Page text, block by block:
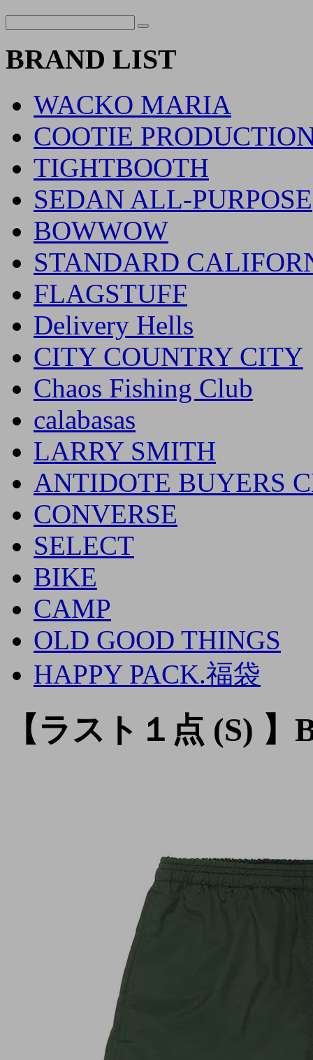
BRAND LIST
WACKO MARIA
COOTIE
TIGHTBOOTH
SEDAN ALL-PURPOSE
BOWWOW
STANDARD
FLAGSTUFF
Delivery Hells
CITY COUNTRY CITY
Chaos Fishing Club
calabasas
LARRY SMITH
ANTIDOTE BUYERS
CONVERSE
SELECT
BIKE
CAMP
OLD GOOD THINGS
HAPPY PACK.福袋
【ラスト１点 (S)